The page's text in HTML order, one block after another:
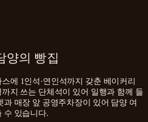
양의 빵집
에 1인석·연인석까지 갖춘 베이커리
지 쓰는 단체석이 있어 일행과 함께 들
과 매장 앞 공영주차장이 있어 담양 여
수 있습니다.